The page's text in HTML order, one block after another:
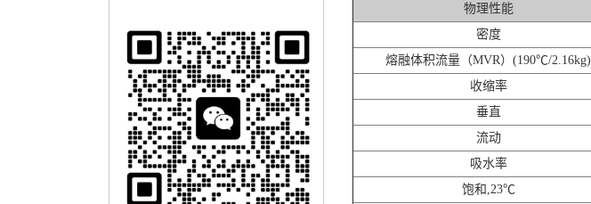
物理性能
密度
熔融体积流量（MVR）(190℃/2.16kg)
收缩率
垂直
流动
吸水率
饱和,23℃